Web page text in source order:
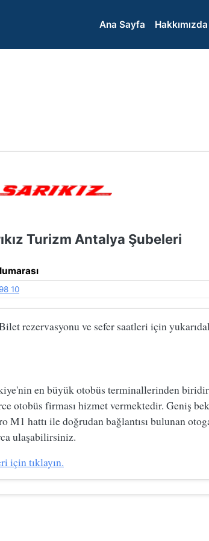
Ana Sayfa Hakkımızda
Turizm Antalya Şubeleri
10
rezervasyonu ve sefer saatleri için
en büyük otobüs terminallerinden
otobüs firması hizmet vermektedir. Geniş
hattı ile doğrudan bağlantısı bulunan
ulaşabilirsiniz.
için tıklayın.